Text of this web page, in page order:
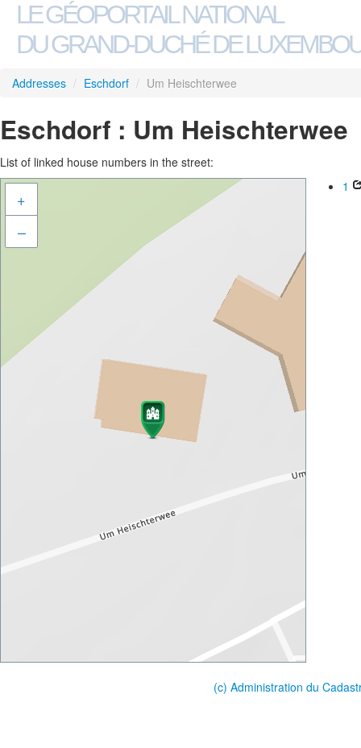
LE GÉOPORTAIL NATIONAL
DU GRAND-DUCHÉ DE
Addresses / Eschdorf / Um Heischterwee
Eschdorf : Um Heischterwee
List of linked house numbers in the street:
+
–
1
(c) Administration du